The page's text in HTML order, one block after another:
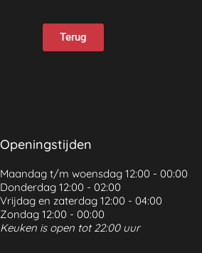
Terug
Openingstijden
Maandag t/m woensdag 12:00 - 00:00
Donderdag 12:00 - 02:00
Vrijdag en zaterdag 12:00 - 04:00
Zondag 12:00 - 00:00
Keuken is open tot 22:00 uur